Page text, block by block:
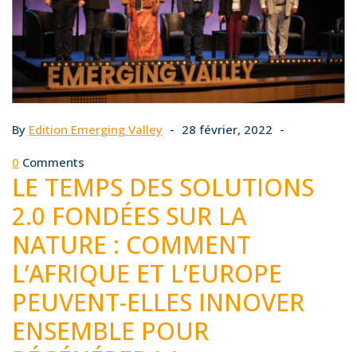
By Edition Emerging Valley 28 février, 2022
0 Comments
LE TEMPS DES SOLUTIONS
2.0 FONDÉES SUR LA
NATURE : COMMENT
L’AFRIQUE ET L’EUROPE
PEUVENT-ELLES INNOVER
ENSEMBLE POUR